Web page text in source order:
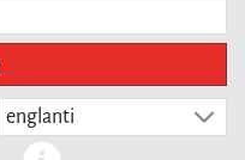
englanti